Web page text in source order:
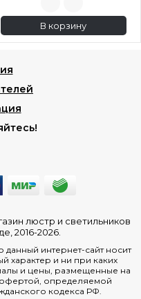
В корзину
люстр и светильников
, 2016-2026.
интернет-сайт носит
характер и ни при каких
и цены, размещенные на
определяемой
кодекса РФ.